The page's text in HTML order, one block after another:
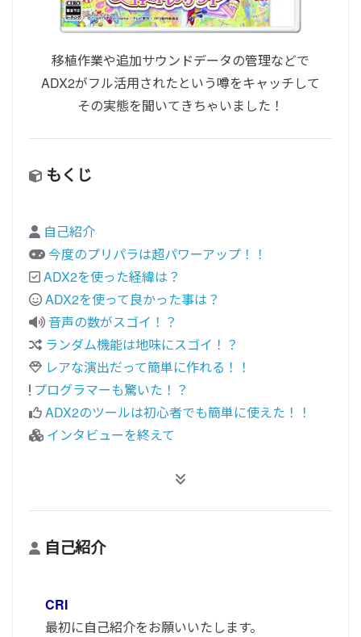
移植作業や追加サウンドデータの管理などで
ADX2がフル活用されたという噂をキャッチして
その実態を聞いてきちゃいました！
もくじ
自己紹介
今度のプリパラは超パワーアップ！！
ADX2を使った経緯は？
ADX2を使って良かった事は？
音声の数がスゴイ！？
ランダム機能は地味にスゴイ！？
レアな演出だって簡単に作れる！！
プログラマーも驚いた！？
ADX2のツールは初心者でも簡単に使えた！！
インタビューを終えて
自己紹介
CRI
最初に自己紹介をお願いいたします。